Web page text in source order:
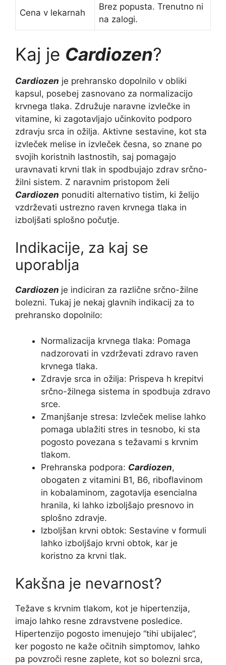
Cena v lekarnah
Brez popusta. Trenutno ni
na zalogi.
Kaj je Cardiozen?
Cardiozen je prehransko dopolnilo v obliki
kapsul, posebej zasnovano za normalizacijo
krvnega tlaka. Združuje naravne izvlečke in
vitamine, ki zagotavljajo učinkovito podporo
zdravju srca in ožilja. Aktivne sestavine, kot sta
izvleček melise in izvleček česna, so znane po
svojih koristnih lastnostih, saj pomagajo
uravnavati krvni tlak in spodbujajo zdrav srčno-
žilni sistem. Z naravnim pristopom želi
Cardiozen ponuditi alternativo tistim, ki želijo
vzdrževati ustrezno raven krvnega tlaka in
izboljšati splošno počutje.
Indikacije, za kaj se
uporablja
Cardiozen je indiciran za različne srčno-žilne
bolezni. Tukaj je nekaj glavnih indikacij za to
prehransko dopolnilo:
Normalizacija krvnega tlaka: Pomaga
nadzorovati in vzdrževati zdravo raven
krvnega tlaka.
Zdravje srca in ožilja: Prispeva h krepitvi
srčno-žilnega sistema in spodbuja zdravo
srce.
Zmanjšanje stresa: Izvleček melise lahko
pomaga ublažiti stres in tesnobo, ki sta
pogosto povezana s težavami s krvnim
tlakom.
Prehranska podpora: Cardiozen,
obogaten z vitamini B1, B6, riboflavinom
in kobalaminom, zagotavlja esencialna
hranila, ki lahko izboljšajo presnovo in
splošno zdravje.
Izboljšan krvni obtok: Sestavine v formuli
lahko izboljšajo krvni obtok, kar je
koristno za krvni tlak.
Kakšna je nevarnost?
Težave s krvnim tlakom, kot je hipertenzija,
imajo lahko resne zdravstvene posledice.
Hipertenzijo pogosto imenujejo “tihi ubijalec”,
ker pogosto ne kaže očitnih simptomov, lahko
pa povzroči resne zaplete, kot so bolezni srca,